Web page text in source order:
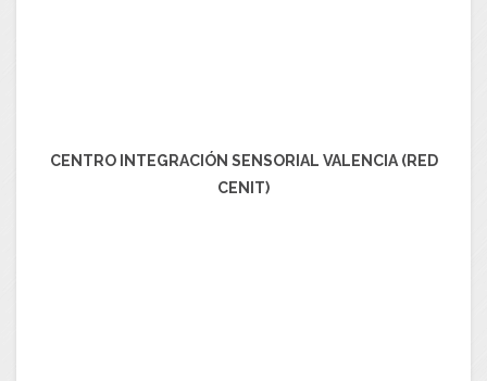
CENTRO INTEGRACIÓN SENSORIAL VALENCIA (RED
CENIT)